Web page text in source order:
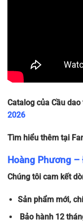
Catalog của Cầu
2026
Tìm hiểu thêm tại
Hoàng Phương
Chúng tôi cam kết
Sản phẩm mới,
Bảo hành 12